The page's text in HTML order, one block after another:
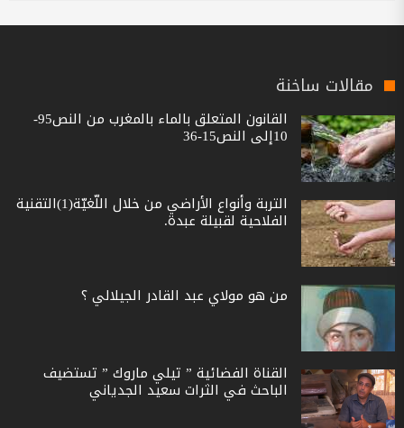
مقالات ساخنة
القانون المتعلق بالماء بالمغرب من النص95-
10إلى النص15-36
التربة وأنواع الأراضي من خلال اللّغيّة(1)التقنية
الفلاحية لقبيلة عبدة.
من هو مولاي عبد القادر الجيلالي ؟
القناة الفضائية ” تيلي ماروك ” تستضيف
الباحث في الثرات سعيد الجدياني